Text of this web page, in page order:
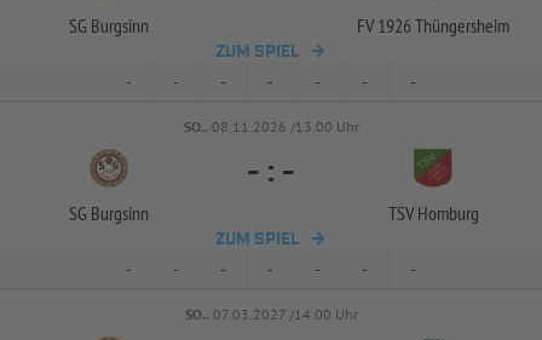
SG Burgsinn FV 1926 Thüngersheim
ZUM SPIEL
- - - - - - -
SO.. 08.11.2026 /13:00 Uhr
SG Burgsinn
- : -
TSV Homburg
ZUM SPIEL
- - - - - - -
SO.. 07.03.2027 /14:00 Uhr